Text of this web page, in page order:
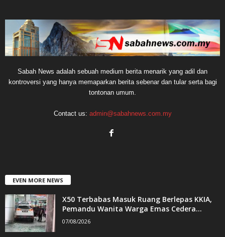
Sabah News adalah sebuah medium berita menarik yang adil dan
kontroversi yang hanya memaparkan berita sebenar dan tular serta bagi
tontonan umum.
Contact us: admin@sabahnews.com.my
EVEN MORE NEWS
X50 Terbabas Masuk Ruang Berlepas KKIA,
Pemandu Wanita Warga Emas Cedera...
07/08/2026